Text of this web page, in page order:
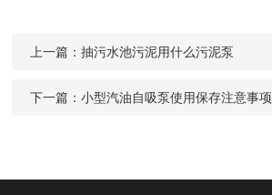
上一篇：抽污水池污泥用什么污泥泵
下一篇：小型汽油自吸泵使用保存注意事项